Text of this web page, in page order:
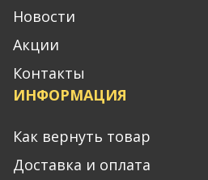
Новости
Акции
Контакты
ИНФОРМАЦИЯ
Как вернуть товар
Доставка и оплата